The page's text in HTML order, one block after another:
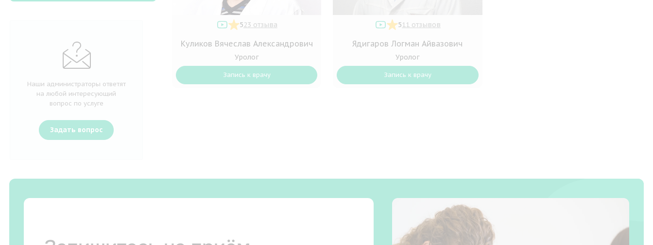
Наши администраторы ответят
на любой интересующий
вопрос по услуге
Задать вопрос
523 отзыва
Куликов Вячеслав Александрович
Уролог
Запись к врачу
511 отзывов
Ядигаров Логман Айвазович
Уролог
Запись к врачу